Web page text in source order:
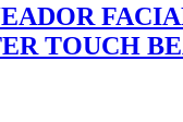
TOUCH